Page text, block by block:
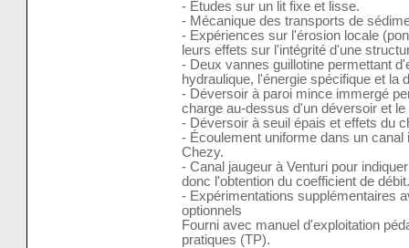
- Études sur un lit fixe et lisse.
- Mécanique des transports de
- Expériences sur l'érosion locale
leurs effets sur l'intégrité d'une
- Deux vannes guillotine permettant
hydraulique, l'énergie spécifique et la
- Déversoir à paroi mince immergé
charge au-dessus d'un déversoir et le
- Déversoir à seuil épais et effets du
- Écoulement uniforme dans un
Chezy.
- Canal jaugeur à Venturi pour
donc l'obtention du coefficient de débit.
- Expérimentations supplémentaires
optionnels
Fourni avec manuel d'exploitation
pratiques (TP).